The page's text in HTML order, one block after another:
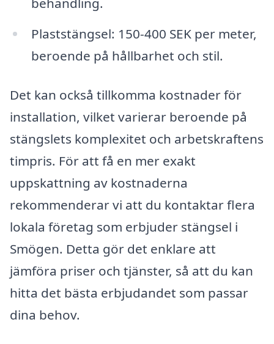
Plaststängsel: 150-400 SEK per meter,
beroende på hållbarhet och stil.
Det kan också tillkomma kostnader för
installation, vilket varierar beroende på
stängslets komplexitet och arbetskraftens
timpris. För att få en mer exakt
uppskattning av kostnaderna
rekommenderar vi att du kontaktar flera
lokala företag som erbjuder stängsel i
Smögen. Detta gör det enklare att
jämföra priser och tjänster, så att du kan
hitta det bästa erbjudandet som passar
dina behov.